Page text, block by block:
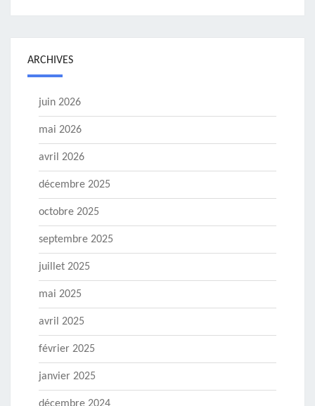
ARCHIVES
juin 2026
mai 2026
avril 2026
décembre 2025
octobre 2025
septembre 2025
juillet 2025
mai 2025
avril 2025
février 2025
janvier 2025